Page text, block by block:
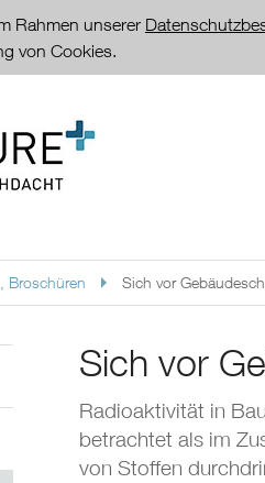
Rahmen unserer
von Cookies.
Broschüren Sich vor
Sich vor
Radioaktivität in
betrachtet als im
von Stoffen